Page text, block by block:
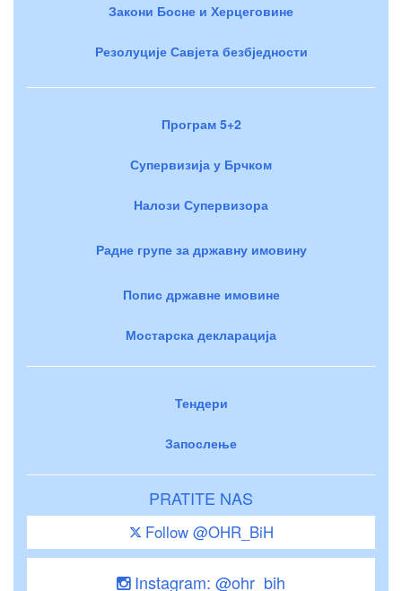
Закони Босне и Херцеговине
Резолуције Савјета безбједности
Програм 5+2
Супервизија у Брчком
Налози Супервизора
Радне групе за државну имовину
Попис државне имовине
Мостарска декларација
Тендери
Запослење
PRATITE NAS
Follow @OHR_BiH
Instagram: @ohr_bih